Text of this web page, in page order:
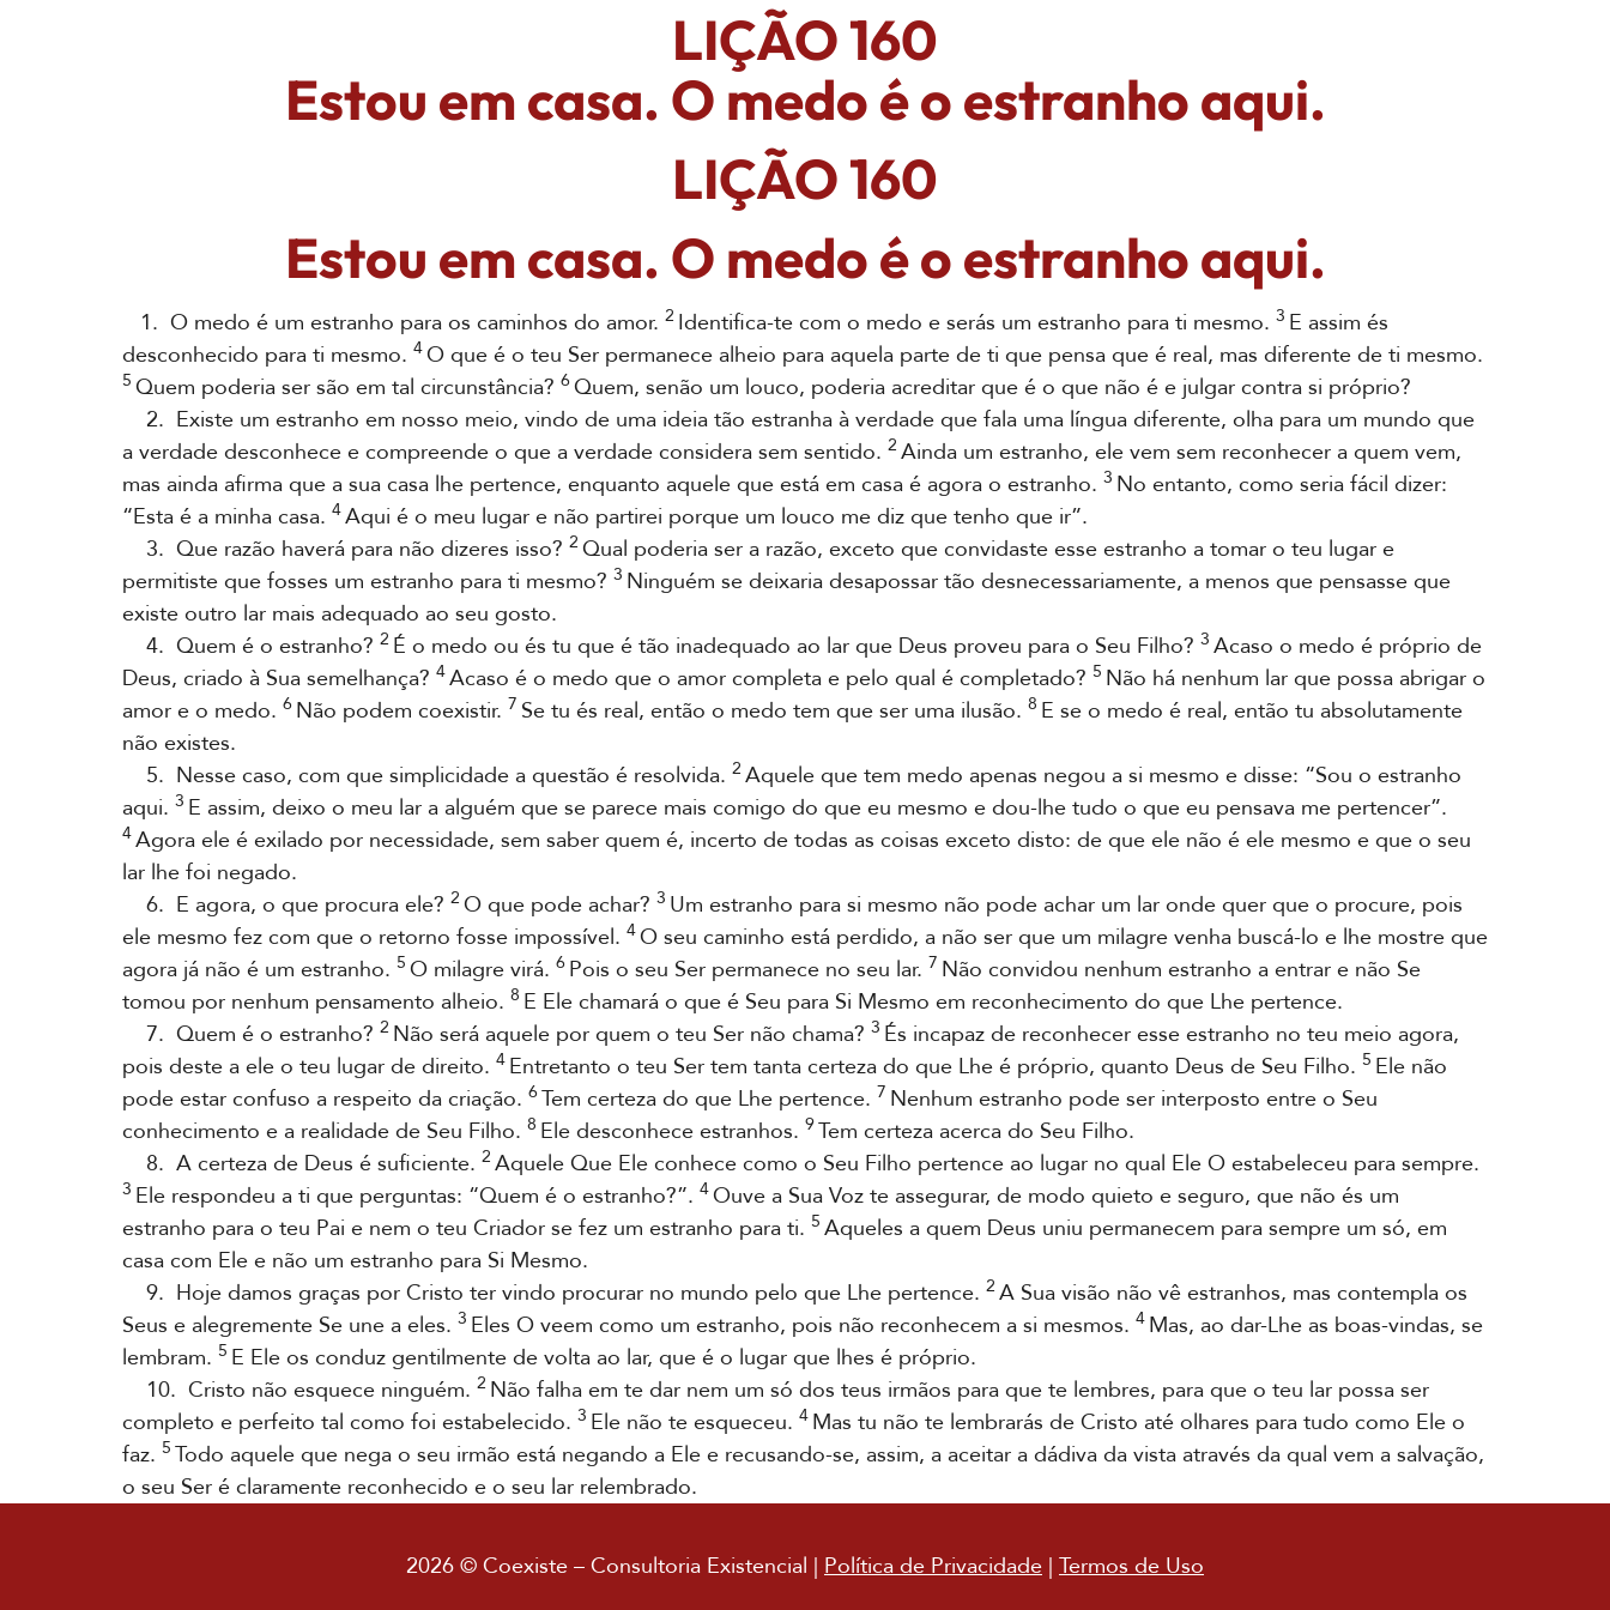
LIÇÃO 160
Estou em casa. O medo é o estranho aqui.
LIÇÃO 160
Estou em casa. O medo é o estranho aqui.
1. O medo é um estranho para os caminhos do amor. 2 Identifica-te com o medo e serás um estranho para ti mesmo. 3 E assim és
desconhecido para ti mesmo. 4O que é o teu Ser permanece alheio para aquela parte de ti que pensa que é real, mas diferente de ti mesmo.
5 Quem poderia ser são em tal circunstância? 6Quem, senão um louco, poderia acreditar que é o que não é e julgar contra si próprio?
2. Existe um estranho em nosso meio, vindo de uma ideia tão estranha à verdade que fala uma língua diferente, olha para um mundo que
a verdade desconhece e compreende o que a verdade considera sem sentido. 2 Ainda um estranho, ele vem sem reconhecer a quem vem,
mas ainda afirma que a sua casa lhe pertence, enquanto aquele que está em casa é agora o estranho. 3 No entanto, como seria fácil dizer:
“Esta é a minha casa. 4Aqui é o meu lugar e não partirei porque um louco me diz que tenho que ir”.
3. Que razão haverá para não dizeres isso? 2 Qual poderia ser a razão, exceto que convidaste esse estranho a tomar o teu lugar e
permitiste que fosses um estranho para ti mesmo? 3 Ninguém se deixaria desapossar tão desnecessariamente, a menos que pensasse que
existe outro lar mais adequado ao seu gosto.
4. Quem é o estranho? 2 É o medo ou és tu que é tão inadequado ao lar que Deus proveu para o Seu Filho? 3 Acaso o medo é próprio de
Deus, criado à Sua semelhança? 4Acaso é o medo que o amor completa e pelo qual é completado? 5 Não há nenhum lar que possa abrigar o
amor e o medo. 6 Não podem coexistir. 7 Se tu és real, então o medo tem que ser uma ilusão. 8 E se o medo é real, então tu absolutamente
não existes.
5. Nesse caso, com que simplicidade a questão é resolvida. 2 Aquele que tem medo apenas negou a si mesmo e disse: “Sou o estranho
aqui. 3 E assim, deixo o meu lar a alguém que se parece mais comigo do que eu mesmo e dou-lhe tudo o que eu pensava me pertencer”.
4Agora ele é exilado por necessidade, sem saber quem é, incerto de todas as coisas exceto disto: de que ele não é ele mesmo e que o seu
lar lhe foi negado.
6. E agora, o que procura ele? 2 O que pode achar? 3 Um estranho para si mesmo não pode achar um lar onde quer que o procure, pois
ele mesmo fez com que o retorno fosse impossível. 4O seu caminho está perdido, a não ser que um milagre venha buscá-lo e lhe mostre que
agora já não é um estranho. 5 O milagre virá. 6 Pois o seu Ser permanece no seu lar. 7 Não convidou nenhum estranho a entrar e não Se
tomou por nenhum pensamento alheio. 8 E Ele chamará o que é Seu para Si Mesmo em reconhecimento do que Lhe pertence.
7. Quem é o estranho? 2 Não será aquele por quem o teu Ser não chama? 3 És incapaz de reconhecer esse estranho no teu meio agora,
pois deste a ele o teu lugar de direito. 4 Entretanto o teu Ser tem tanta certeza do que Lhe é próprio, quanto Deus de Seu Filho. 5 Ele não
pode estar confuso a respeito da criação. 6Tem certeza do que Lhe pertence. 7 Nenhum estranho pode ser interposto entre o Seu
conhecimento e a realidade de Seu Filho. 8 Ele desconhece estranhos. 9Tem certeza acerca do Seu Filho.
8. A certeza de Deus é suficiente. 2 Aquele Que Ele conhece como o Seu Filho pertence ao lugar no qual Ele O estabeleceu para sempre.
3 Ele respondeu a ti que perguntas: “Quem é o estranho?”. 4Ouve a Sua Voz te assegurar, de modo quieto e seguro, que não és um
estranho para o teu Pai e nem o teu Criador se fez um estranho para ti. 5 Aqueles a quem Deus uniu permanecem para sempre um só, em
casa com Ele e não um estranho para Si Mesmo.
9. Hoje damos graças por Cristo ter vindo procurar no mundo pelo que Lhe pertence. 2 A Sua visão não vê estranhos, mas contempla os
Seus e alegremente Se une a eles. 3 Eles O veem como um estranho, pois não reconhecem a si mesmos. 4 Mas, ao dar-Lhe as boas-vindas, se
lembram. 5 E Ele os conduz gentilmente de volta ao lar, que é o lugar que lhes é próprio.
10. Cristo não esquece ninguém. 2 Não falha em te dar nem um só dos teus irmãos para que te lembres, para que o teu lar possa ser
completo e perfeito tal como foi estabelecido. 3 Ele não te esqueceu. 4 Mas tu não te lembrarás de Cristo até olhares para tudo como Ele o
faz. 5 Todo aquele que nega o seu irmão está negando a Ele e recusando-se, assim, a aceitar a dádiva da vista através da qual vem a salvação,
o seu Ser é claramente reconhecido e o seu lar relembrado.
2026 © Coexiste – Consultoria Existencial | Política de Privacidade | Termos de Uso